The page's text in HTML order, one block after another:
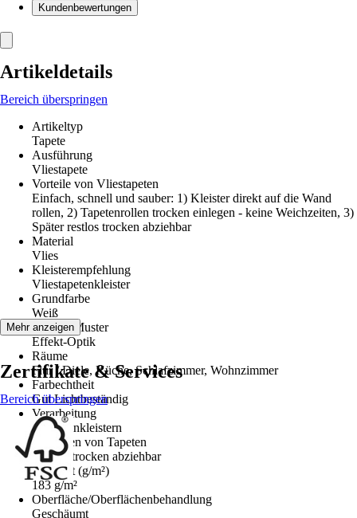
Kundenbewertungen
Artikeldetails
Bereich überspringen
Artikeltyp
Tapete
Ausführung
Vliestapete
Vorteile von Vliestapeten
Einfach, schnell und sauber: 1) Kleister direkt auf die Wand
rollen, 2) Tapetenrollen trocken einlegen - keine Weichzeiten, 3)
Später restlos trocken abziehbar
Material
Vlies
Kleisterempfehlung
Vliestapetenkleister
Grundfarbe
Weiß
Dekor / Muster
Effekt-Optik
Räume
Flur / Diele, Küche, Schlafzimmer, Wohnzimmer
Farbechtheit
Gut Lichtbeständig
Verarbeitung
Wand einkleistern
Entfernen von Tapeten
Restlos trocken abziehbar
Gewicht (g/m²)
183 g/m²
Oberfläche/Oberflächenbehandlung
Geschäumt
Mehr anzeigen
Zertifikate & Services
Bereich überspringen